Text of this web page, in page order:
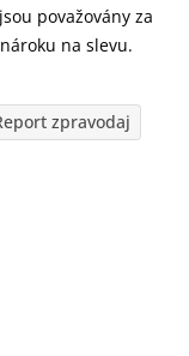
považovány za
na slevu.
zpravodaj